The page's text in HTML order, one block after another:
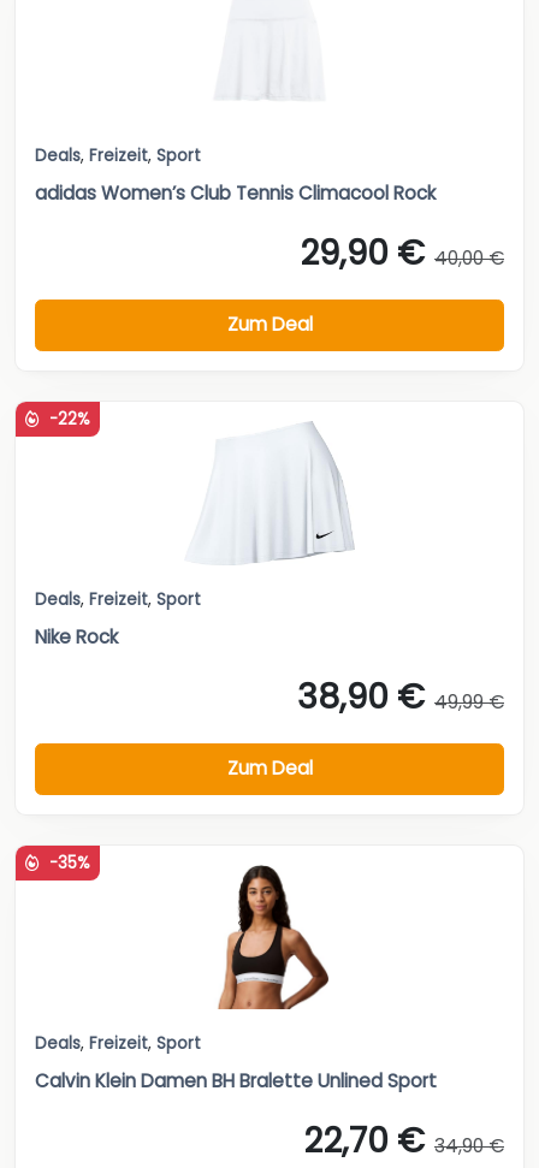
Deals, Freizeit, Sport
adidas Women’s Club Tennis Climacool Rock
29,90 € 40,00 €
Zum Deal
-22%
Deals, Freizeit, Sport
Nike Rock
38,90 € 49,99 €
Zum Deal
-35%
Deals, Freizeit, Sport
Calvin Klein Damen BH Bralette Unlined Sport
22,70 € 34,90 €